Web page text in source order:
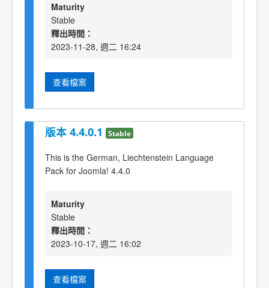
Maturity
Stable
釋出時間：
2023-11-28, 週二 16:24
查看檔案
版本 4.4.0.1 Stable
This is the German, Liechtenstein Language
Pack for Joomla! 4.4.0
Maturity
Stable
釋出時間：
2023-10-17, 週二 16:02
查看檔案